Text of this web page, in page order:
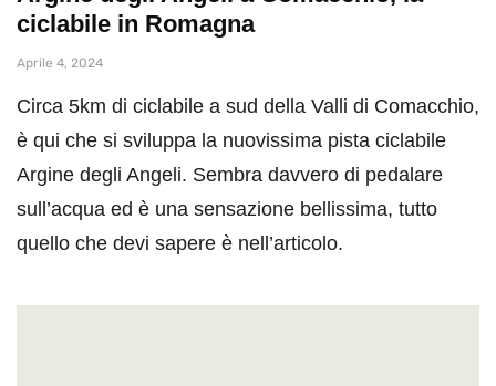
ciclabile in Romagna
Aprile 4, 2024
Circa 5km di ciclabile a sud della Valli di Comacchio,
è qui che si sviluppa la nuovissima pista ciclabile
Argine degli Angeli. Sembra davvero di pedalare
sull’acqua ed è una sensazione bellissima, tutto
quello che devi sapere è nell’articolo.